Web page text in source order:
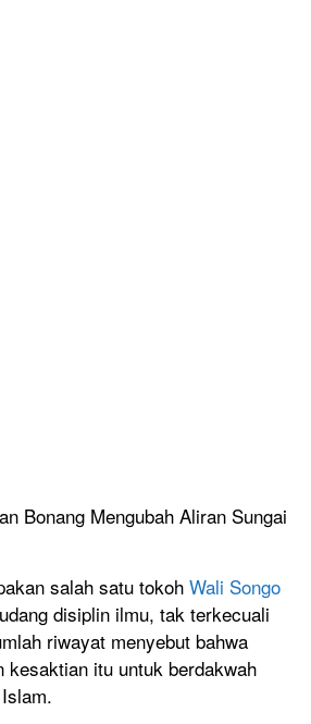
Bonang Mengubah Aliran Sungai
salah satu tokoh Wali Songo
disiplin ilmu, tak terkecuali
riwayat menyebut bahwa
kesaktian itu untuk berdakwah